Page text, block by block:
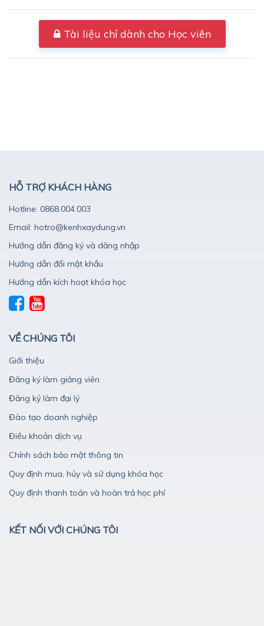
Tài liệu chỉ dành cho Học viên
HỖ TRỢ KHÁCH HÀNG
Hotline: 0868.004.003
Email: hotro@kenhxaydung.vn
Hướng dẫn đăng ký và dăng nhập
Hướng dẫn đổi mật khẩu
Hướng dẫn kích hoạt khóa học
VỀ CHÚNG TÔI
Giới thiệu
Đăng ký làm giảng viên
Đăng ký làm đại lý
Đào tạo doanh nghiệp
Điều khoản dịch vụ
Chính sách bảo mật thông tin
Quy định mua, hủy và sử dụng khóa học
Quy định thanh toán và hoàn trả học phí
KẾT NỐI VỚI CHÚNG TÔI